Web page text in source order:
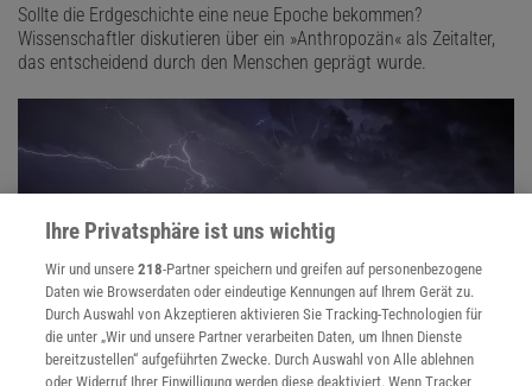
Sollte die Erdgeschichte eine neue Epoche bekommen?
Wissenschaftler diskutieren über ein »Anthropozän« als Zeitalter,
das entscheidend durch den Menschen geprägt wurde.
Ihre Privatsphäre ist uns wichtig
Wir und unsere218-Partner speichern und greifen auf personenbezogene
Daten wie Browserdaten oder eindeutige Kennungen auf Ihrem Gerät zu.
Durch Auswahl von Akzeptieren aktivieren Sie Tracking-Technologien für
die unter „Wir und unsere Partner verarbeiten Daten, um Ihnen Dienste
bereitzustellen“ aufgeführten Zwecke. Durch Auswahl von Alle ablehnen
oder Widerruf Ihrer Einwilligung werden diese deaktiviert. Wenn Tracker